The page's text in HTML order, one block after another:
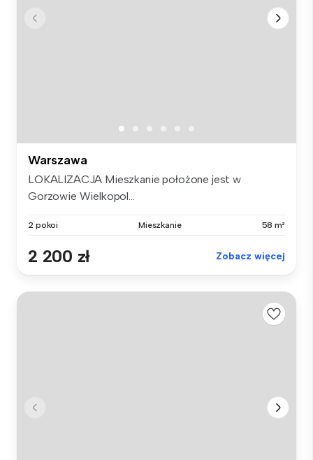
Warszawa
LOKALIZACJA Mieszkanie położone jest w
Gorzowie Wielkopol...
2 pokoi Mieszkanie 58 m²
2 200 zł Zobacz więcej